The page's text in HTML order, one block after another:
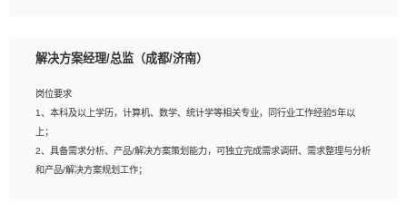
岗位要求：
1、全日制统招本科及以上学历，计算机相关专业毕业，5年以上开发工作经验；
2、具有扎实的java编程功底和良好的编码习惯，有分布式、多线程及高并发系统开
发经验和性能调优经验尤佳；熟悉JVM调优；掌握基础中间件、基础架构方案和云
平台、云产品功能特性，熟练使用相关平台的功能和了解其背后实现机制；
解决方案经理/总监（成都/济南）
岗位要求
1、本科及以上学历，计算机、数学、统计学等相关专业，同行业工作经验5年以
上；
2、具备需求分析、产品/解决方案策划能力，可独立完成需求调研、需求整理与分析
和产品/解决方案规划工作；